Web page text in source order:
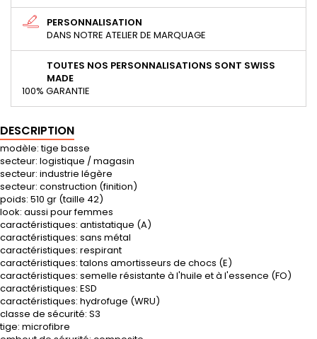
PERSONNALISATION
DANS NOTRE ATELIER DE MARQUAGE
TOUTES NOS PERSONNALISATIONS SONT SWISS
MADE
100% GARANTIE
DESCRIPTION
modèle: tige basse
secteur: logistique / magasin
secteur: industrie légère
secteur: construction (finition)
poids: 510 gr (taille 42)
look: aussi pour femmes
caractéristiques: antistatique (A)
caractéristiques: sans métal
caractéristiques: respirant
caractéristiques: talons amortisseurs de chocs (E)
caractéristiques: semelle résistante à l'huile et à l'essence (FO)
caractéristiques: ESD
caractéristiques: hydrofuge (WRU)
classe de sécurité: S3
tige: microfibre